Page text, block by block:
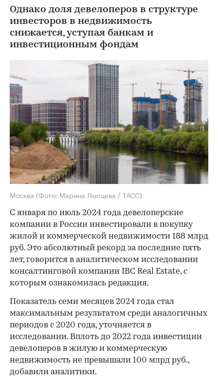
Однако доля девелоперов в структуре
инвесторов в недвижимость
снижается, уступая банкам и
инвестиционным фондам
Москва (Фото: Марина Лысцева / ТАСС)
С января по июль 2024 года девелоперские
компании в России инвестировали в покупку
жилой и коммерческой недвижимости 188 млрд
руб. Это абсолютный рекорд за последние пять
лет, говорится в аналитическом исследовании
консалтинговой компании IBC Real Estate, с
которым ознакомилась редакция.
Показатель семи месяцев 2024 года стал
максимальным результатом среди аналогичных
периодов с 2020 года, уточняется в
исследовании. Вплоть до 2022 года инвестиции
девелоперов в жилую и коммерческую
недвижимость не превышали 100 млрд руб.,
добавили аналитики.